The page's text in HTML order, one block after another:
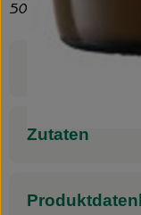
500ml Flasche
Zutaten